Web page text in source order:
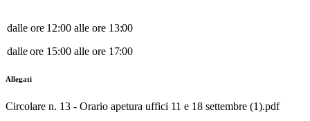
dalle ore 12:00 alle ore 13:00
dalle ore 15:00 alle ore 17:00
Allegati
Circolare n. 13 - Orario apetura uffici 11 e 18 settembre (1).pdf